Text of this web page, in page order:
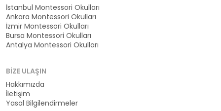
İstanbul Montessori Okulları
Ankara Montessori Okulları
İzmir Montessori Okulları
Bursa Montessori Okulları
Antalya Montessori Okulları
BIZE ULAŞIN
Hakkımızda
İletişim
Yasal Bilgilendirmeler